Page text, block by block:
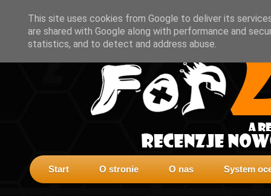
Start O stronie O nas System
This site uses cookies from Google to deliver its
are shared with Google along with performance and
statistics, and to detect and address abuse.